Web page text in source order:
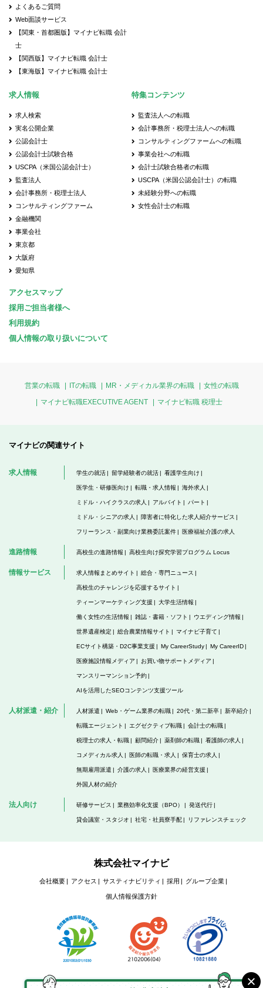
よくあるご質問
Web面談サービス
【関東・首都圏版】マイナビ転職 会計
士
【関西版】マイナビ転職 会計士
【東海版】マイナビ転職 会計士
求人情報
求人検索
実名公開企業
公認会計士
公認会計士試験合格
USCPA（米国公認会計士）
監査法人
会計事務所・税理士法人
コンサルティングファーム
金融機関
事業会社
東京都
大阪府
愛知県
特集コンテンツ
監査法人への転職
会計事務所・税理士法人への転職
コンサルティングファームへの転職
事業会社への転職
会計士試験合格者の転職
USCPA（米国公認会計士）の転職
未経験分野への転職
女性会計士の転職
アクセスマップ
採用ご担当者様へ
利用規約
個人情報の取り扱いについて
営業の転職 ITの転職 MR・メディカル業界の転職
女性の転職
マイナビ転職EXECUTIVE AGENT
マイナビ転職 税理士
マイナビの関連サイト
求人情報 学生の就活 留学経験者の就活 看護学生向け
医学生・研修医向け 転職・求人情報 海外求人
ミドル・ハイクラスの求人 アルバイト パート
ミドル・シニアの求人 障害者に特化した求人紹介サービス
フリーランス・副業向け業務委託案件 医療福祉介護の求人
進路情報 高校生の進路情報 高校生向け探究学習プログラム Locus
情報サービス 求人情報まとめサイト 総合・専門ニュース
高校生のチャレンジを応援するサイト
ティーンマーケティング支援 大学生活情報
働く女性の生活情報 雑誌・書籍・ソフト ウエディング情報
世界遺産検定 総合農業情報サイト マイナビ子育て
ECサイト構築・D2C事業支援 My CareerStudy My CareerID
医療施設情報メディア お買い物サポートメディア
マンスリーマンション予約
AIを活用したSEOコンテンツ支援ツール
人材派遣・紹介 人材派遣 Web・ゲーム業界の転職 20代・第二新卒 新卒紹介
転職エージェント エグゼクティブ転職 会計士の転職
税理士の求人・転職 顧問紹介 薬剤師の転職 看護師の求人
コメディカル求人 医師の転職・求人 保育士の求人
無期雇用派遣 介護の求人 医療業界の経営支援
外国人材の紹介
法人向け 研修サービス 業務効率化支援（BPO） 発送代行
貸会議室・スタジオ 社宅・社員寮手配 リファレンスチェック
株式会社マイナビ
会社概要 アクセス サスティナビリティ 採用 グループ企業
個人情報保護方針